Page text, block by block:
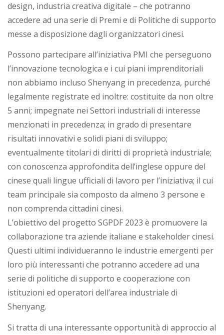
design, industria creativa digitale – che potranno
accedere ad una serie di Premi e di Politiche di supporto
messe a disposizione dagli organizzatori cinesi.
Possono partecipare all’iniziativa PMI che perseguono
l’innovazione tecnologica e i cui piani imprenditoriali
non abbiamo incluso Shenyang in precedenza, purché
legalmente registrate ed inoltre: costituite da non oltre
5 anni; impegnate nei Settori industriali di interesse
menzionati in precedenza; in grado di presentare
risultati innovativi e solidi piani di sviluppo;
eventualmente titolari di diritti di proprietà industriale;
con conoscenza approfondita dell’inglese oppure del
cinese quali lingue ufficiali di lavoro per l’iniziativa; il cui
team principale sia composto da almeno 3 persone e
non comprenda cittadini cinesi.
L’obiettivo del progetto SGPDF 2023 è promuovere la
collaborazione tra aziende italiane e stakeholder cinesi.
Questi ultimi individueranno le industrie emergenti per
loro più interessanti che potranno accedere ad una
serie di politiche di supporto e cooperazione con
istituzioni ed operatori dell’area industriale di
Shenyang.
Si tratta di una interessante opportunità di approccio al